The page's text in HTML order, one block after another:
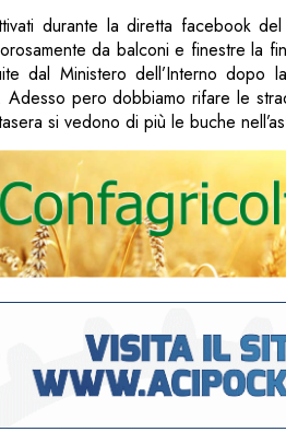
durante la diretta facebook
da balconi e finestre la
dal Ministero dell’Interno dopo
pero dobbiamo rifare le
si vedono di più le buche